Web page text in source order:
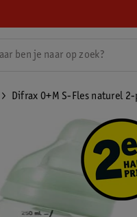
Difrax 0+M S-Fles naturel